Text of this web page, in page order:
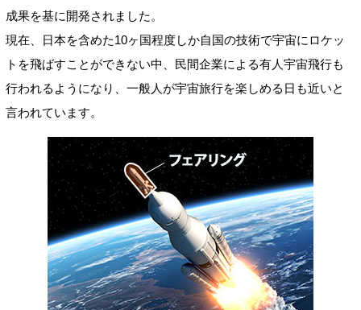
成果を基に開発されました。
現在、日本を含めた10ヶ国程度しか自国の技術で宇宙にロケッ
トを飛ばすことができない中、民間企業による有人宇宙飛行も
行われるようになり、一般人が宇宙旅行を楽しめる日も近いと
言われています。